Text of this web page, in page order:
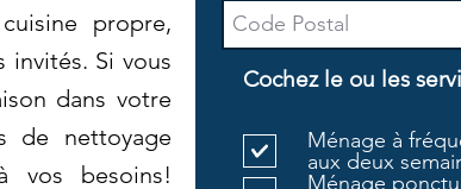
propre,
invités. Si vous
dans votre
de nettoyage
vos besoins!
Cochez le ou les
Ménage à
aux deux
Ménage